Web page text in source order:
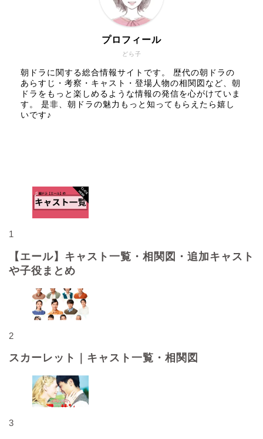
どら子
プロフィール
朝ドラに関する総合情報サイトです。 歴代の朝ドラの
あらすじ・考察・キャスト・登場人物の相関図など、朝
ドラをもっと楽しめるような情報の発信を心がけていま
す。 是非、朝ドラの魅力もっと知ってもらえたら嬉し
いです♪
1
【エール】キャスト一覧・相関図・追加キャスト
や子役まとめ
2
スカーレット｜キャスト一覧・相関図
3